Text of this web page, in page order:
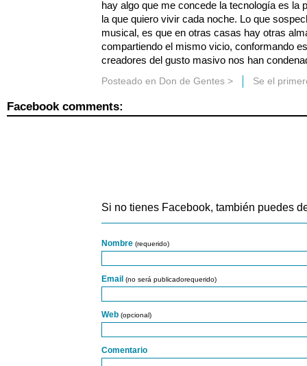
hay algo que me concede la tecnología es la
la que quiero vivir cada noche. Lo que
musical, es que en otras casas hay otras
compartiendo el mismo vicio, conformando
creadores del gusto masivo nos han
Posteado en Don de Gentes > Se el
Facebook comments:
Si no tienes Facebook, también puedes
Nombre (requerido)
Email (no será publicadorequerido)
Web (opcional)
Comentario